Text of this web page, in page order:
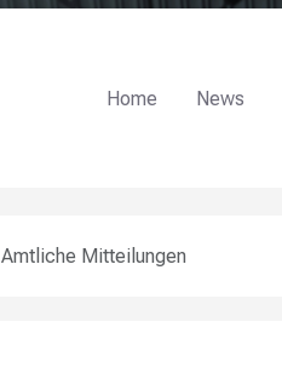
Home News
Amtliche Mitteilungen